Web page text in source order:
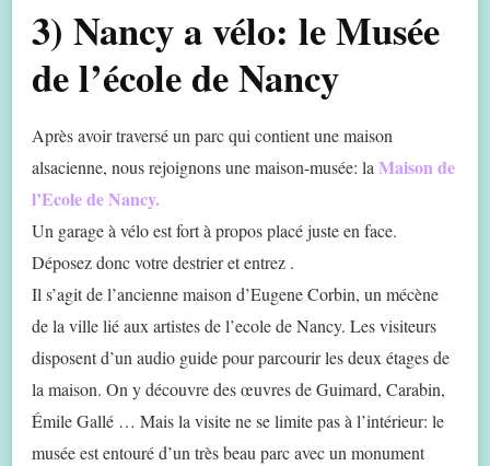
3) Nancy a vélo: le Musée
de l’école de Nancy
Après avoir traversé un parc qui contient une maison
alsacienne, nous rejoignons une maison-musée: la Maison de
l’Ecole de Nancy.
Un garage à vélo est fort à propos placé juste en face.
Déposez donc votre destrier et entrez .
Il s’agit de l’ancienne maison d’Eugene Corbin, un mécène
de la ville lié aux artistes de l’ecole de Nancy. Les visiteurs
disposent d’un audio guide pour parcourir les deux étages de
la maison. On y découvre des œuvres de Guimard, Carabin,
Émile Gallé … Mais la visite ne se limite pas à l’intérieur: le
musée est entouré d’un très beau parc avec un monument